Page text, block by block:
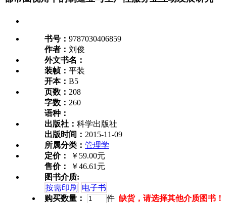
书号： 9787030406859
作者： 刘俊
外文书名：
装帧： 平装
开本： B5
页数： 208
字数： 260
语种：
出版社： 科学出版社
出版时间： 2015-11-09
所属分类： 管理学
定价：
￥59.00元
售价：
￥46.61元
图书介质:
按需印刷
电子书
购买数量：
件 缺货，请选择其他介质图书！